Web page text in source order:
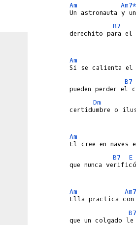
Am Am7*
B7
derechito para
Am
B7
Dm
certidumbre o
Am
B7
E
que nunca
Am
B7